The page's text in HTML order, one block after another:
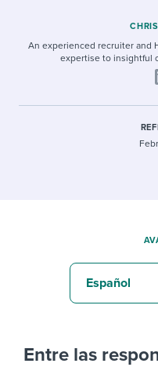
An experienced recruiter and
expertise to insightful
Entre las
Español